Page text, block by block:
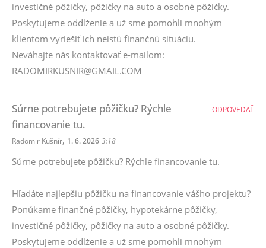
investičné pôžičky, pôžičky na auto a osobné pôžičky.
Poskytujeme oddlženie a už sme pomohli mnohým
klientom vyriešiť ich neistú finančnú situáciu.
Neváhajte nás kontaktovať e-mailom:
RADOMIRKUSNIR@GMAIL.COM
Súrne potrebujete pôžičku? Rýchle
financovanie tu.
Radomir Kušnír, 1. 6. 2026 3:18
Súrne potrebujete pôžičku? Rýchle financovanie tu.
Hľadáte najlepšiu pôžičku na financovanie vášho projektu?
Ponúkame finančné pôžičky, hypotekárne pôžičky,
investičné pôžičky, pôžičky na auto a osobné pôžičky.
Poskytujeme oddlženie a už sme pomohli mnohým
ODPOVEDAŤ